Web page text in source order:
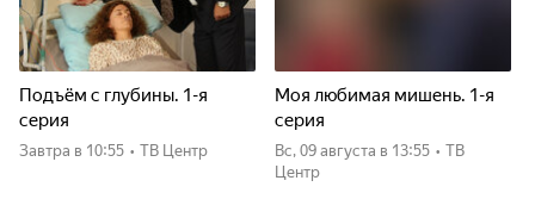
Подъём с глубины. 1-я
серия
Завтра в 10:55 • ТВ Центр
Моя любимая мишень. 1-я
серия
вс, 09 августа в 13:55 • ТВ
Центр